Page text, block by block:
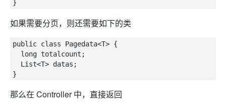
如果需要分页，则还需要如下的类
public class Pagedata<T> {
那么在 Controller 中，直接返回